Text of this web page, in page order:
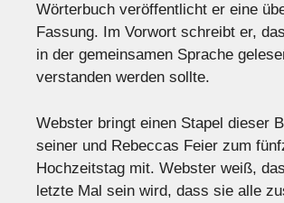
Wörterbuch veröffentlicht er eine
Fassung. Im Vorwort schreibt er,
in der gemeinsamen Sprache
verstanden werden sollte.
Webster bringt einen Stapel dieser
seiner und Rebeccas Feier zum
Hochzeitstag mit. Webster weiß,
letzte Mal sein wird, dass sie alle